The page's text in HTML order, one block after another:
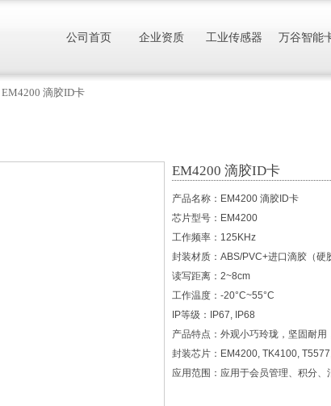
EM4200 滴胶ID卡
EM4200 滴胶ID卡
产品名称：EM4200 滴胶ID卡
芯片型号：EM4200
工作频率：125KHz
封装材质：ABS/PVC+进口滴胶（硬
读写距离：2~8cm
工作温度：-20°C~55°C
IP等级：IP67, IP68
产品特点：外观小巧玲珑，坚固耐
封装芯片：EM4200, TK4100,
应用范围：应用于会员管理、积分、
公司首页 企业资质 工业传感器 万谷智能